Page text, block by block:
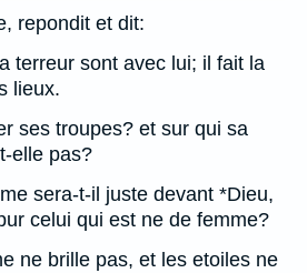
repondit et dit:
terreur sont avec lui; il fait la
lieux.
ses troupes? et sur qui sa
elle pas?
sera-t-il juste devant *Dieu,
celui qui est ne de femme?
ne brille pas, et les etoiles ne